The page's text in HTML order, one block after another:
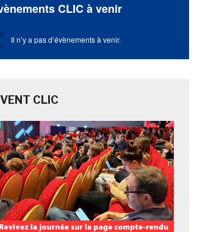
CLIC à venir
Il n’y a pas d’évènements à venir.
CLIC